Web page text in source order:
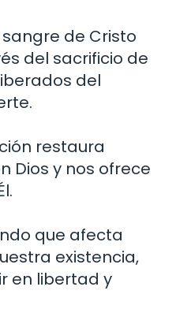
de Cristo
del sacrificio de
del
restaura
Dios y nos ofrece
que afecta
existencia,
en libertad y